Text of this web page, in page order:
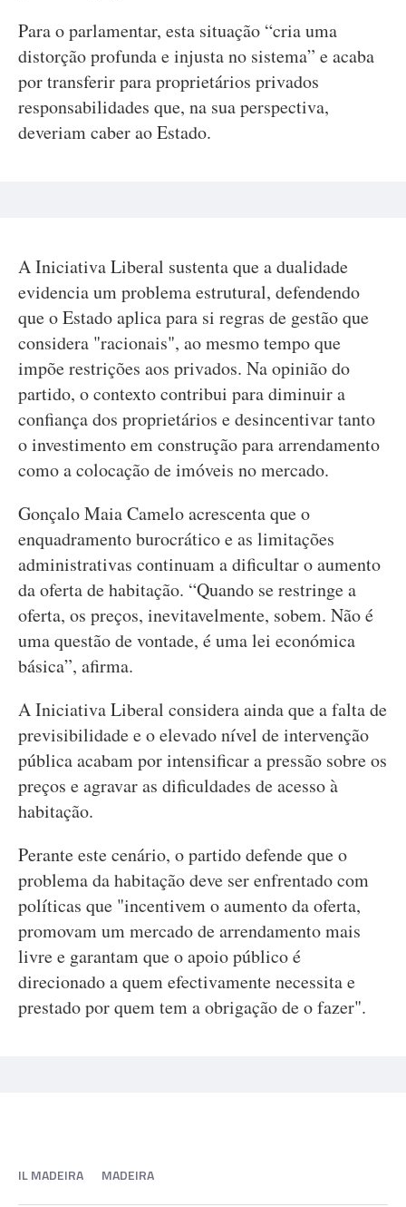
Para o parlamentar, esta situação “cria uma
distorção profunda e injusta no sistema” e acaba
por transferir para proprietários privados
responsabilidades que, na sua perspectiva,
deveriam caber ao Estado.
A Iniciativa Liberal sustenta que a dualidade
evidencia um problema estrutural, defendendo
que o Estado aplica para si regras de gestão que
considera "racionais", ao mesmo tempo que
impõe restrições aos privados. Na opinião do
partido, o contexto contribui para diminuir a
confiança dos proprietários e desincentivar tanto
o investimento em construção para arrendamento
como a colocação de imóveis no mercado.
Gonçalo Maia Camelo acrescenta que o
enquadramento burocrático e as limitações
administrativas continuam a dificultar o aumento
da oferta de habitação. “Quando se restringe a
oferta, os preços, inevitavelmente, sobem. Não é
uma questão de vontade, é uma lei económica
básica”, afirma.
A Iniciativa Liberal considera ainda que a falta de
previsibilidade e o elevado nível de intervenção
pública acabam por intensificar a pressão sobre os
preços e agravar as dificuldades de acesso à
habitação.
Perante este cenário, o partido defende que o
problema da habitação deve ser enfrentado com
políticas que "incentivem o aumento da oferta,
promovam um mercado de arrendamento mais
livre e garantam que o apoio público é
direcionado a quem efectivamente necessita e
prestado por quem tem a obrigação de o fazer".
IL MADEIRA MADEIRA